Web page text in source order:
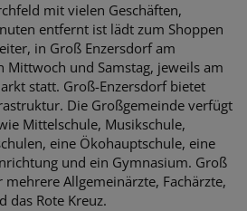
mit vielen Geschäften,
entfernt ist lädt zum Shoppen
in Groß Enzersdorf am
Mittwoch und Samstag, jeweils am
statt. Groß-Enzersdorf bietet
Die Großgemeinde verfügt
Mittelschule, Musikschule,
eine Ökohauptschule, eine
und ein Gymnasium. Groß
Allgemeinärzte, Fachärzte,
das Rote Kreuz.